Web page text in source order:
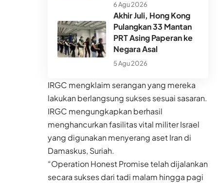
6 Agu 2026
Akhir Juli, Hong Kong
Pulangkan 33 Mantan
PRT Asing Paperan ke
Negara Asal
5 Agu 2026
IRGC mengklaim serangan yang mereka
lakukan berlangsung sukses sesuai sasaran.
IRGC mengungkapkan berhasil
menghancurkan fasilitas vital militer Israel
yang digunakan menyerang aset Iran di
Damaskus, Suriah.
“Operation Honest Promise telah dijalankan
secara sukses dari tadi malam hingga pagi